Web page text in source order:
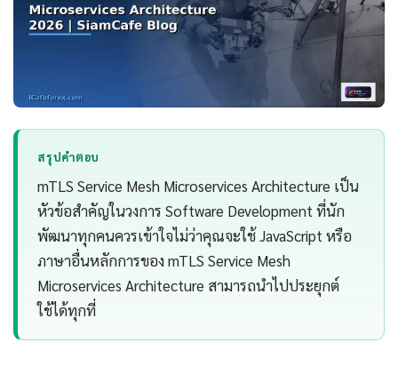
สรุปคำตอบ
mTLS Service Mesh Microservices Architecture เป็น
หัวข้อสำคัญในวงการ Software Development ที่นัก
พัฒนาทุกคนควรเข้าใจไม่ว่าคุณจะใช้ JavaScript หรือ
ภาษาอื่นหลักการของ mTLS Service Mesh
Microservices Architecture สามารถนำไปประยุกต์
ใช้ได้ทุกที่